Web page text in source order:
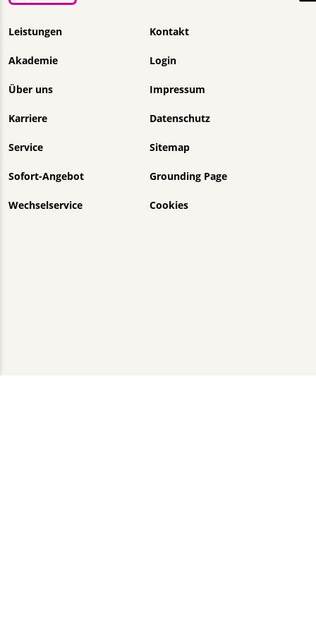
Navigation überspringen
Leistungen
Akademie
Über uns
Karriere
Service
Sofort-Angebot
Wechselservice
Kontakt
Login
Impressum
Datenschutz
Sitemap
Grounding Page
Cookies